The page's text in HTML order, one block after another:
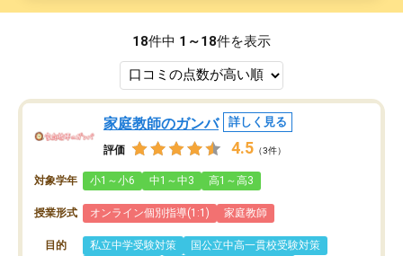
18件中 1～18件を表示
家庭教師のガンバ 詳しく見る
評価 4.5 （3件）
対象学年 小1～小6 中1～中3 高1～高3
授業形式 オンライン個別指導(1:1) 家庭教師
目的 私立中学受験対策
国公立中高一貫校受験対策